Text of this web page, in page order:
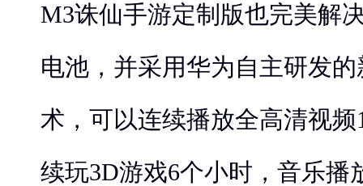
M3诛仙手游定制版也完美解
电池，并采用华为自主研发
术，可以连续播放全高清视
续玩3D游戏6个小时，音乐播